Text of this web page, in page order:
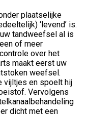
plaatselijke
‘levend’ is.
tandweefsel al is
of meer
over het
maakt eerst uw
weefsel.
vijltjes en spoelt hij
Vervolgens
dicht met een